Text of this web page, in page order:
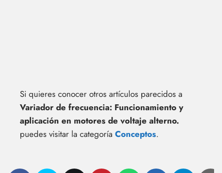
Si quieres conocer otros artículos parecidos a
Variador de frecuencia: Funcionamiento y
aplicación en motores de voltaje alterno.
puedes visitar la categoría Conceptos.